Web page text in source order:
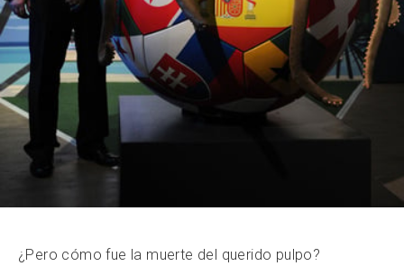
¿Pero cómo fue la muerte del querido pulpo?